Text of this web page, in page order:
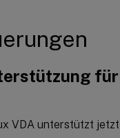
für
VDA unterstützt